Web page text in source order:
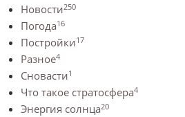
Новости250
Погода16
Постройки17
Разное4
Сновасти1
Что такое стратосфера4
Энергия солнца20